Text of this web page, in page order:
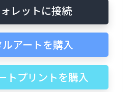
レットに接続
アートを購入
トプリントを購入